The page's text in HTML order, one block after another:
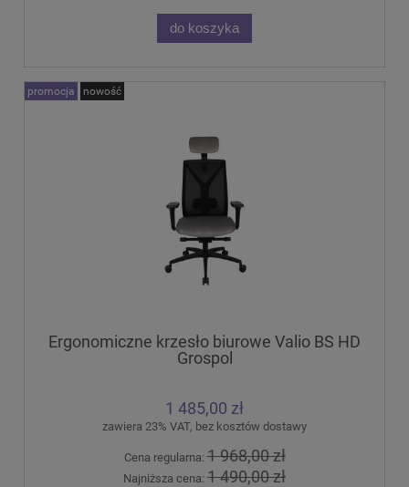
do koszyka
Ergonomiczne krzesło biurowe Valio BS HD
Grospol
1 485,00 zł
zawiera 23% VAT, bez kosztów dostawy
Cena regularna:1 968,00 zł
Najniższa cena: 1 490,00 zł
promocja nowość